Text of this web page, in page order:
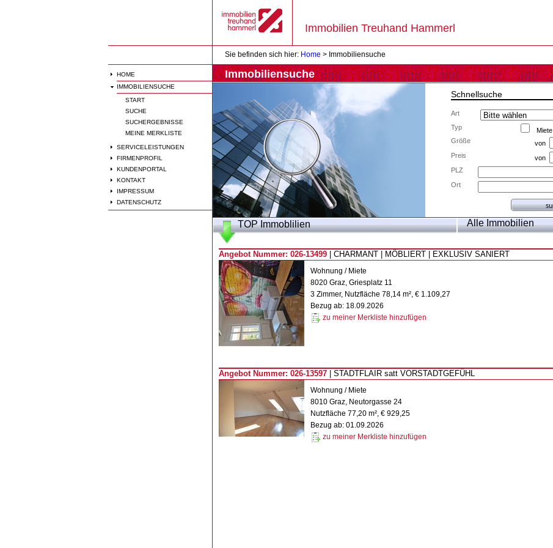
Immobilien Treuhand Hammerl
HOME
IMMOBILIENSUCHE
START
SUCHE
SUCHERGEBNISSE
MEINE MERKLISTE
SERVICELEISTUNGEN
FIRMENPROFIL
KUNDENPORTAL
KONTAKT
IMPRESSUM
DATENSCHUTZ
Sie befinden sich hier: Home > Immobiliensuche
Immobiliensuche
Schnellsuche
Art
Typ
Miete
Größe
von
Preis
von
PLZ
Ort
TOP Immoblilien Alle Immobilien
Angebot Nummer: 026-13499 | CHARMANT | MÖBLIERT | EXKLUSIV SANIERT
Wohnung / Miete
8020 Graz, Griesplatz 11
3 Zimmer, Nutzfläche 78,14 m², € 1.109,27
Bezug ab: 18.09.2026
zu meiner Merkliste hinzufügen
Angebot Nummer: 026-13597 | STADTFLAIR satt VORSTADTGEFÜHL
Wohnung / Miete
8010 Graz, Neutorgasse 24
Nutzfläche 77,20 m², € 929,25
Bezug ab: 01.09.2026
zu meiner Merkliste hinzufügen